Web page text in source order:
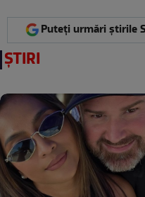
Puteți urmări știrile
ȘTIRI